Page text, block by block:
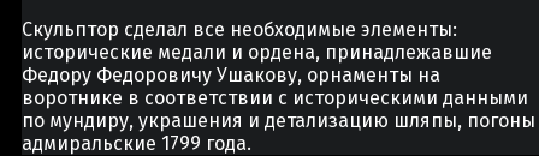
Скульптор сделал все необходимые элементы:
исторические медали и ордена, принадлежавшие
Федору Федоровичу Ушакову, орнаменты на
воротнике в соответствии с историческими данными
по мундиру, украшения и детализацию шляпы, погоны
адмиральские 1799 года.